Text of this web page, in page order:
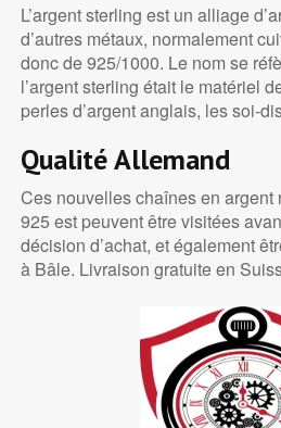
L’argent sterling est un alliage
d’autres métaux, normalement
donc de 925/1000. Le nom se
l’argent sterling était le matériel
perles d’argent anglais, les soi-
Qualité Allemand
Ces nouvelles chaînes en
925 est peuvent être visitées
décision d’achat, et également
à Bâle. Livraison gratuite en